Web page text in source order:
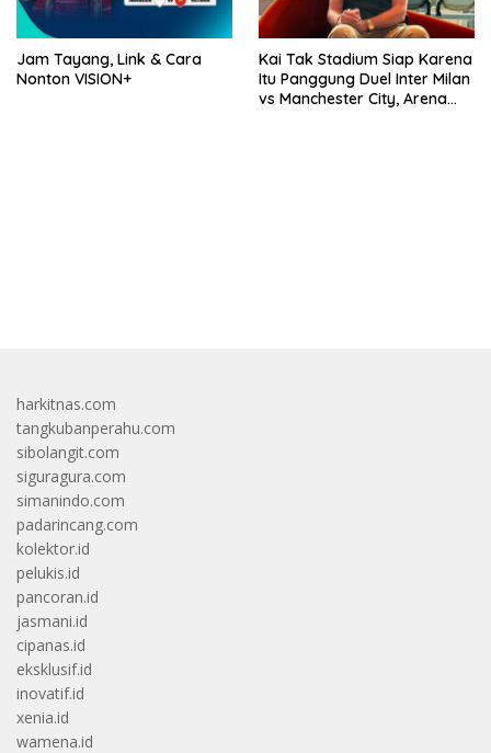
Jam Tayang, Link & Cara
Nonton VISION+
Kai Tak Stadium Siap Karena
Itu Panggung Duel Inter Milan
vs Manchester City, Arena
harkitnas.com
tangkubanperahu.com
sibolangit.com
siguragura.com
simanindo.com
padarincang.com
kolektor.id
pelukis.id
pancoran.id
jasmani.id
cipanas.id
eksklusif.id
inovatif.id
xenia.id
wamena.id